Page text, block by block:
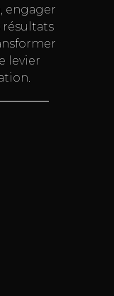
engager
résultats
levier